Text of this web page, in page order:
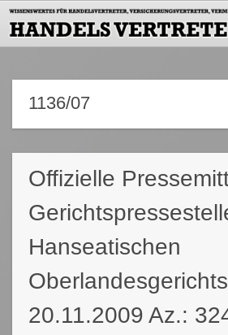
1136/07
Offizielle
Hanseatischen
20.11.2009 Az.: